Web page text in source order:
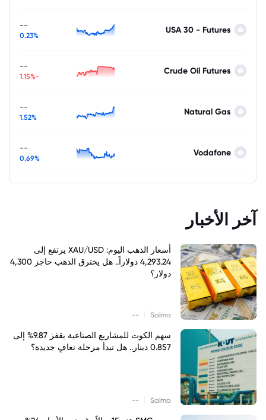
USA 30 - Futures
--
0.23%
Crude Oil Futures
--
-1.15%
Natural Gas
--
1.52%
Vodafone
--
0.69%
آخر الأخبار
أسعار الذهب اليوم: XAU/USD يرتفع إلى
4,293.24 دولاراً.. هل يخترق الذهب حاجز 4,300
دولار؟
Salma
--
سهم الكوت للمشاريع الصناعية يقفز 9.87% إلى
0.857 دينار.. هل تبدأ مرحلة تعافٍ جديدة؟
Salma
--